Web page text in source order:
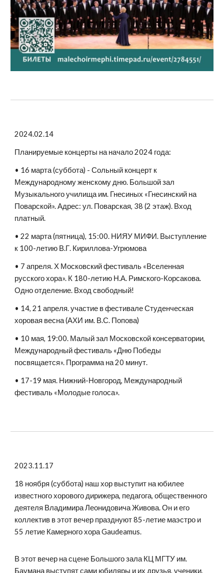
2024.02.14
Планируемые концерты на начало 2024 года:
• 16 марта (суббота) - Сольный концерт к
Международному женскому дню. Большой зал
Музыкального училища им. Гнесиных «Гнесинский на
Поварской». Адрес: ул. Поварская, 38 (2 этаж). Вход
платный.
• 22 марта (пятница), 15:00. НИЯУ МИФИ. Выступление
к 100-летию В.Г. Кириллова-Угрюмова
• 7 апреля. Х Московский фестиваль «Вселенная
русского хора». К 180-летию Н.А. Римского-Корсакова.
Одно отделение. Вход свободный!
• 14, 21 апреля. участие в фестивале Студенческая
хоровая весна (АХИ им. В.С. Попова)
• 10 мая, 19:00. Малый зал Московской консерватории,
Международный фестиваль «Дню Победы
посвящается». Программа на 20 минут.
• 17-19 мая. Нижний-Новгород, Международный
фестиваль «Молодые голоса».
2023.11.17
18 ноября (суббота) наш хор выступит на юбилее
известного хорового дирижера, педагога, общественного
деятеля Владимира Леонидовича Живова. Он и его
коллектив в этот вечер празднуют 85-летие маэстро и
55 летие Камерного хора Gaudeamus.
В этот вечер на сцене Большого зала КЦ МГТУ им.
Баумана выступят сами юбиляры и их друзья, ученики,